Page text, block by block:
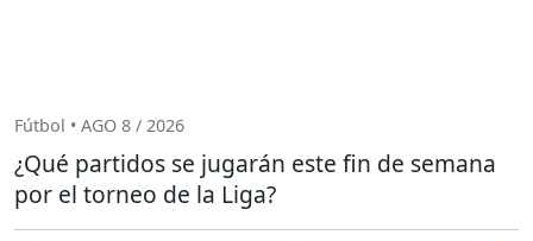
Fútbol • AGO 8 / 2026
¿Qué partidos se jugarán este fin de semana
por el torneo de la Liga?